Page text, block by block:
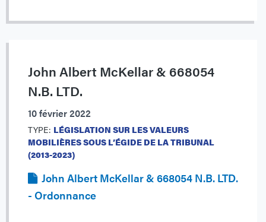
John Albert McKellar & 668054
N.B. LTD.
10 février 2022
TYPE: LÉGISLATION SUR LES VALEURS
MOBILIÈRES SOUS L’ÉGIDE DE LA TRIBUNAL
(2013-2023)
John Albert McKellar & 668054 N.B. LTD.
- Ordonnance